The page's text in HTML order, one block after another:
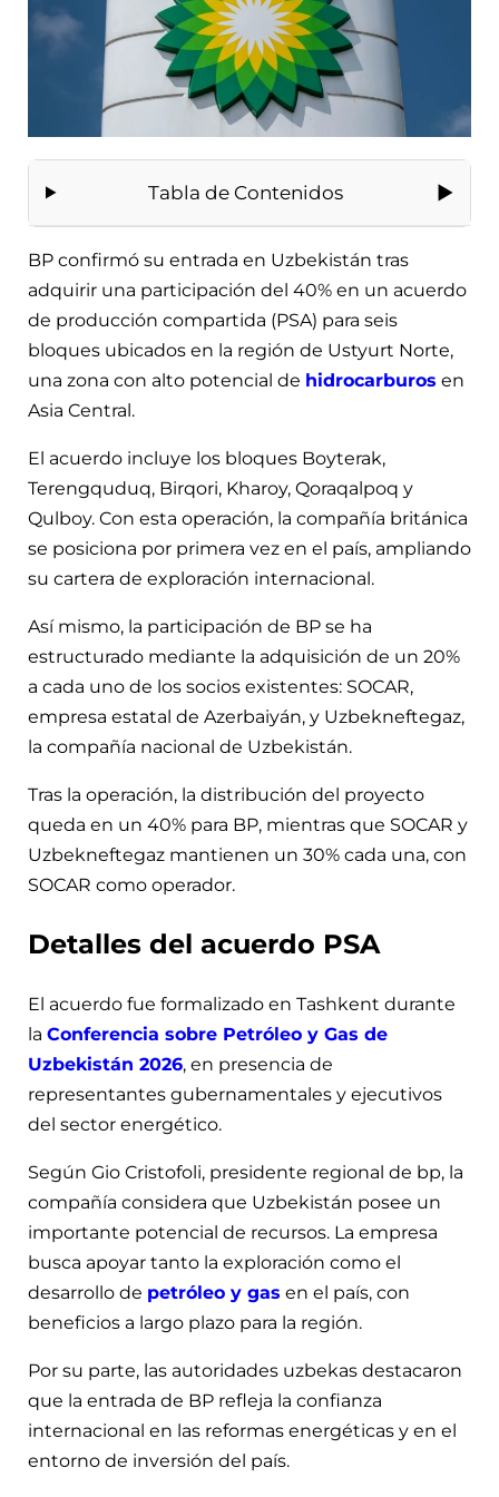
Tabla de Contenidos
BP confirmó su entrada en Uzbekistán tras
adquirir una participación del 40% en un acuerdo
de producción compartida (PSA) para seis
bloques ubicados en la región de Ustyurt Norte,
una zona con alto potencial de hidrocarburos en
Asia Central.
El acuerdo incluye los bloques Boyterak,
Terengquduq, Birqori, Kharoy, Qoraqalpoq y
Qulboy. Con esta operación, la compañía británica
se posiciona por primera vez en el país, ampliando
su cartera de exploración internacional.
Así mismo, la participación de BP se ha
estructurado mediante la adquisición de un 20%
a cada uno de los socios existentes: SOCAR,
empresa estatal de Azerbaiyán, y Uzbekneftegaz,
la compañía nacional de Uzbekistán.
Tras la operación, la distribución del proyecto
queda en un 40% para BP, mientras que SOCAR y
Uzbekneftegaz mantienen un 30% cada una, con
SOCAR como operador.
Detalles del acuerdo PSA
El acuerdo fue formalizado en Tashkent durante
la Conferencia sobre Petróleo y Gas de
Uzbekistán 2026, en presencia de
representantes gubernamentales y ejecutivos
del sector energético.
Según Gio Cristofoli, presidente regional de bp, la
compañía considera que Uzbekistán posee un
importante potencial de recursos. La empresa
busca apoyar tanto la exploración como el
desarrollo de petróleo y gas en el país, con
beneficios a largo plazo para la región.
Por su parte, las autoridades uzbekas destacaron
que la entrada de BP refleja la confianza
internacional en las reformas energéticas y en el
entorno de inversión del país.